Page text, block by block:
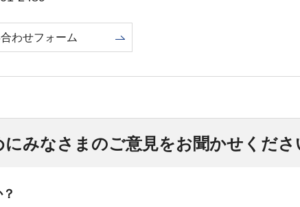
わせフォーム
みなさまのご意見をお聞かせくださ